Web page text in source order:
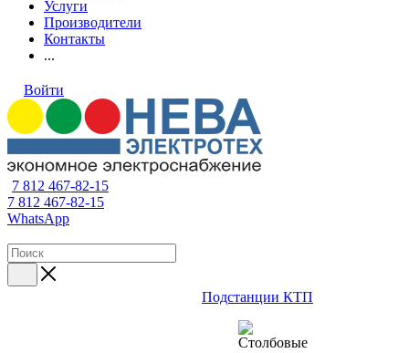
Услуги
Производители
Контакты
...
Войти
7 812 467-82-15
7 812 467-82-15
WhatsApp
Подстанции КТП